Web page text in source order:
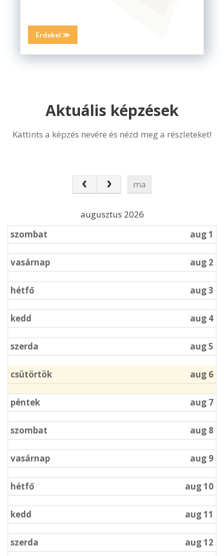
Érdekel ≫
Aktuális képzések
Kattints a képzés nevére és nézd meg a részleteket!
ma
augusztus 2026
szombat
aug 1
vasárnap aug 2
hétfő aug 3
kedd aug 4
szerda aug 5
csütörtök aug 6
péntek aug 7
szombat aug 8
vasárnap aug 9
hétfő aug 10
kedd aug 11
szerda aug 12